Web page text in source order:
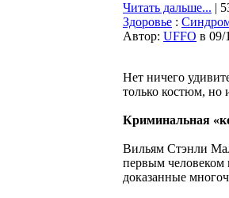
Читать дальше... |
Здоровье :
Автор: UFFO в 09/
Нет ничего
только костюм, но
Криминальная
Вильям Стэнли
первым человеком
доказанные